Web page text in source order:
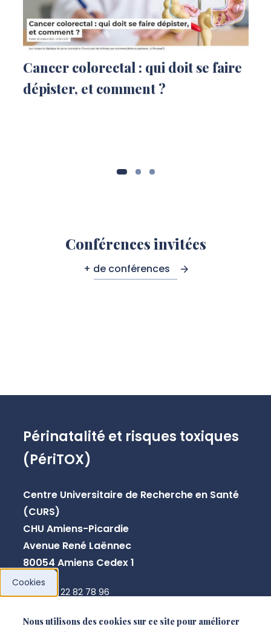
Cancer colorectal : qui doit se faire
dépister, et comment ?
Conférences invitées
+ de conférences
Périnatalité et risques toxiques
(PériTOX)
Centre Universitaire de Recherche en Santé
(CURS)
CHU Amiens-Picardie
Avenue René Laënnec
80054 Amiens Cedex 1
+33 3 22 82 78 96
Cookies
Nous utilisons des cookies sur ce site pour améliorer